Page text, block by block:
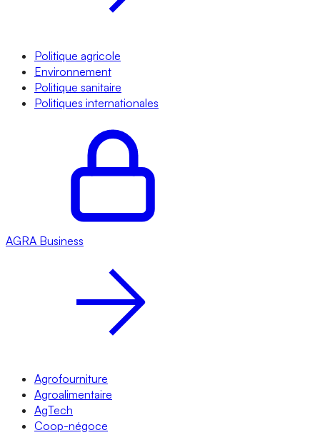
Politique agricole
Environnement
Politique sanitaire
Politiques internationales
AGRA Business
Agrofourniture
Agroalimentaire
AgTech
Coop-négoce